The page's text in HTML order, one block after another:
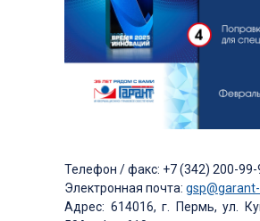
Телефон / факс: +7 (342) 200-99-
Электронная почта:
Адрес: 614016, г. Пермь, ул.